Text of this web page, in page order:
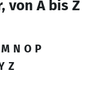
von A bis Z
M N O P
Z